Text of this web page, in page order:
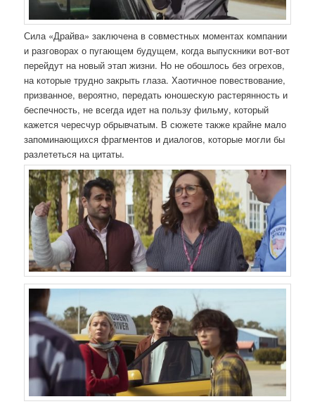
Сила «Драйва» заключена в совместных моментах компании
и разговорах о пугающем будущем, когда выпускники вот-вот
перейдут на новый этап жизни. Но не обошлось без огрехов,
на которые трудно закрыть глаза. Хаотичное повествование,
призванное, вероятно, передать юношескую растерянность и
беспечность, не всегда идет на пользу фильму, который
кажется чересчур обрывчатым. В сюжете также крайне мало
запоминающихся фрагментов и диалогов, которые могли бы
разлететься на цитаты.